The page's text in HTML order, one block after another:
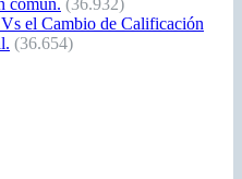
común. (36.932)
el Cambio de Calificación
(36.654)